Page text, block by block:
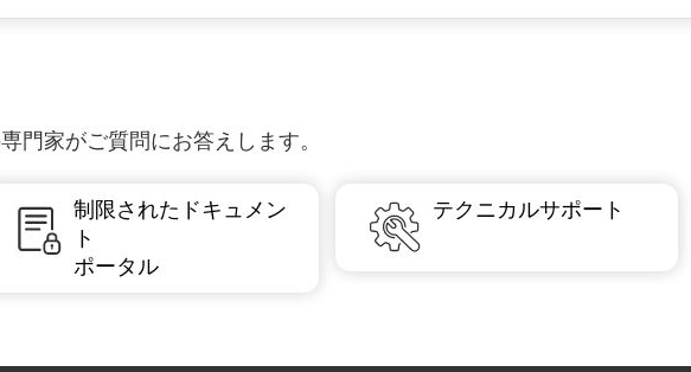
門家がご質問にお答えします。
制限されたドキュメン
ト
ポータル
テクニカルサポート